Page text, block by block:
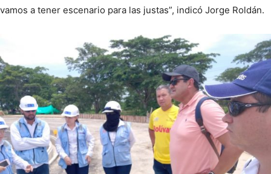
vamos a tener escenario para las justas”, indicó Jorge Roldán.